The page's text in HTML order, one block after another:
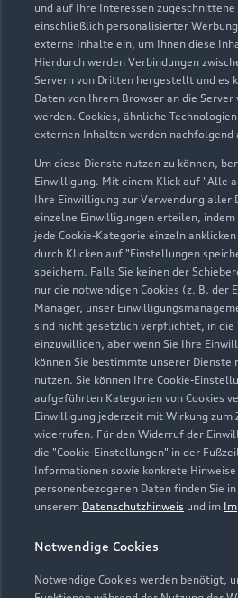
und auf Ihre Interessen
einschließlich personalisierter
externe Inhalte ein, um Ihnen diese
Hierdurch werden Verbindungen
Servern von Dritten hergestellt und es
Daten von Ihrem Browser an die
werden. Cookies, ähnliche
externen Inhalten werden nachfolgend
Um diese Dienste nutzen zu können,
Einwilligung. Mit einem Klick auf "Alle
Ihre Einwilligung zur Verwendung aller
einzelne Einwilligungen erteilen,
jede Cookie-Kategorie einzeln
durch Klicken auf "Einstellungen
speichern. Falls Sie keinen der
nur die notwendigen Cookies (z. B. der
Manager, unser
sind nicht gesetzlich verpflichtet, in die
einzuwilligen, aber wenn Sie Ihre
können Sie bestimmte unserer Dienste
nutzen. Sie können Ihre Cookie-
aufgeführten Kategorien von Cookies
Einwilligung jederzeit mit Wirkung zum
widerrufen. Für den Widerruf der
die "Cookie-Einstellungen" in der
Informationen sowie konkrete
personenbezogenen Daten finden Sie
unserem Datenschutzhinweis und im
Notwendige Cookies
Notwendige Cookies werden benötigt,